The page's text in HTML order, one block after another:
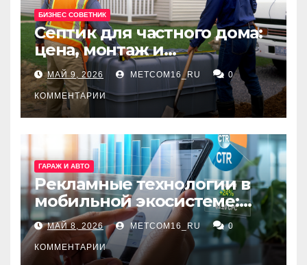
БИЗНЕС СОВЕТНИК
Септик для частного дома:
цена, монтаж и
организация автономной
канализации
МАЙ 9, 2026 METCOM16_RU 0
КОММЕНТАРИИ
ГАРАЖ И АВТО
Рекламные технологии в
мобильной экосистеме:
ключевые сервисы и
принципы работы
МАЙ 8, 2026 METCOM16_RU 0
КОММЕНТАРИИ